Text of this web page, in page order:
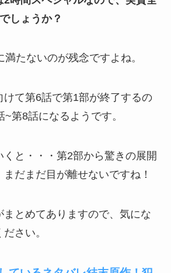
しょうか？
たないのが残念ですよね。
けて第6話で第1部が終了するの
第8話になるようです。
くと・・・第2部から驚きの展開
だまだ目が離せないですね！
まとめてありますので、気にな
さい。